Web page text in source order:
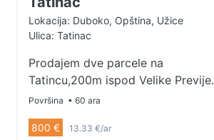
Lokacija: Duboko, Opština, Užice
Ulica: Tatinac
Prodajem dve parcele na
Tatincu,200m ispod Velike Previje.
Jedna parcela 60a, druga 80a.
kanalizacija, opticki kabal 2.5km
Površina • 60 ara
800 € 13.33 €/ar